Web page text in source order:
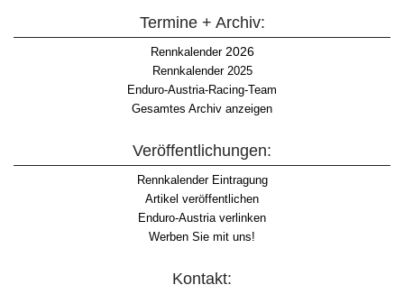
Termine + Archiv:
Rennkalender2026
Rennkalender 2025
Enduro-Austria-Racing-Team
Gesamtes Archiv anzeigen
Veröffentlichungen:
Rennkalender Eintragung
Artikel veröffentlichen
Enduro-Austria verlinken
Werben Sie mit uns!
Kontakt: